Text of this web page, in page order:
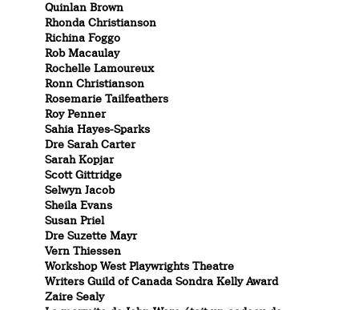
Quinlan Brown
Rhonda Christianson
Richina Foggo
Rob Macaulay
Rochelle Lamoureux
Ronn Christianson
Rosemarie Tailfeathers
Roy Penner
Sahia Hayes-Sparks
Dre Sarah Carter
Sarah Kopjar
Scott Gittridge
Selwyn Jacob
Sheila Evans
Susan Priel
Dre Suzette Mayr
Vern Thiessen
Workshop West Playwrights Theatre
Writers Guild of Canada Sondra Kelly Award
Zaire Sealy